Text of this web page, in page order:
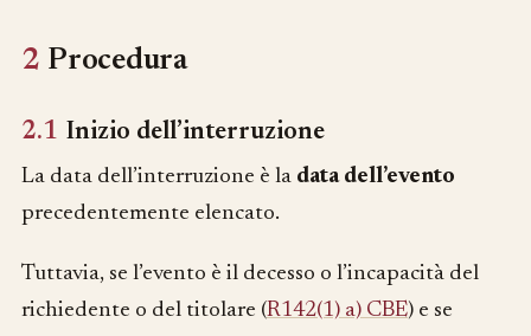
2 Procedura
2.1 Inizio dell’interruzione
La data dell’interruzione è la data dell’evento
precedentemente elencato.
Tuttavia, se l’evento è il decesso o l’incapacità del
richiedente o del titolare (R142(1) a) CBE) e se